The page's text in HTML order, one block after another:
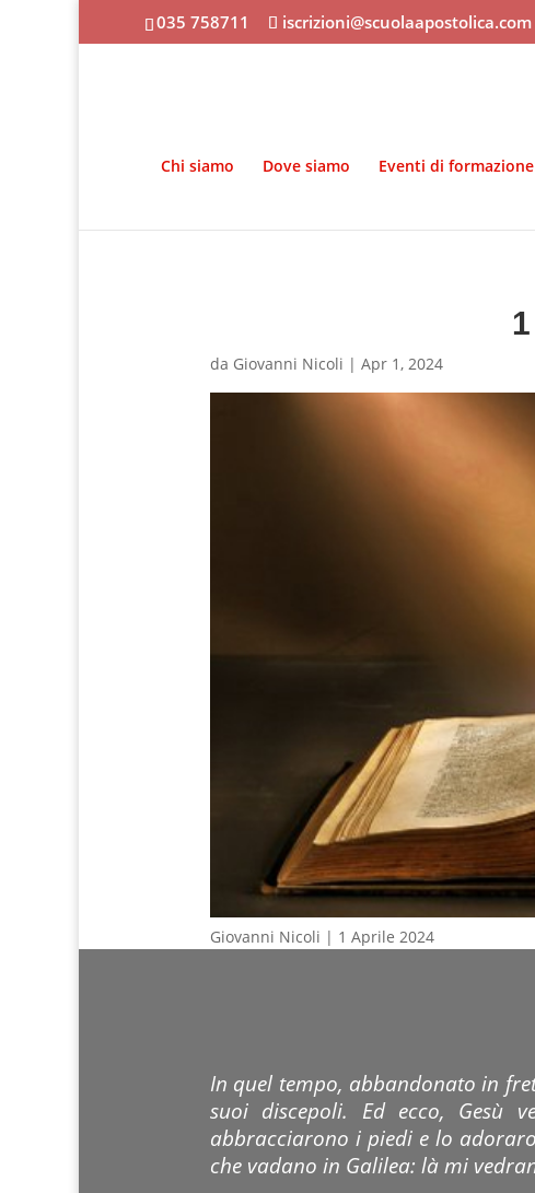
035 758711 iscrizioni@scuolaapostolica.com
Chi siamo Dove siamo Eventi di formazione
da Giovanni Nicoli | Apr 1, 2024
Giovanni Nicoli | 1 Aprile 2024
In quel tempo, abbandonato in
suoi discepoli. Ed ecco, Gesù
abbracciarono i piedi e lo
che vadano in Galilea: là mi